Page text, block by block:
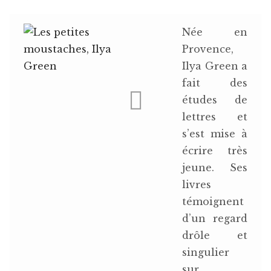
Presse
Née en
Provence,
Ilya Green a
fait des
études de
lettres et
s’est mise à
écrire très
jeune. Ses
livres
témoignent
d’un regard
drôle et
singulier